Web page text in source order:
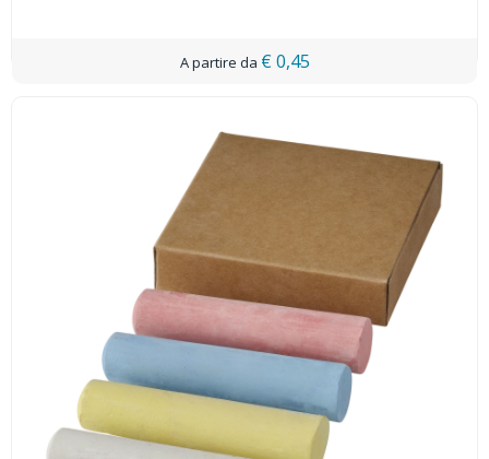
€ 0,45